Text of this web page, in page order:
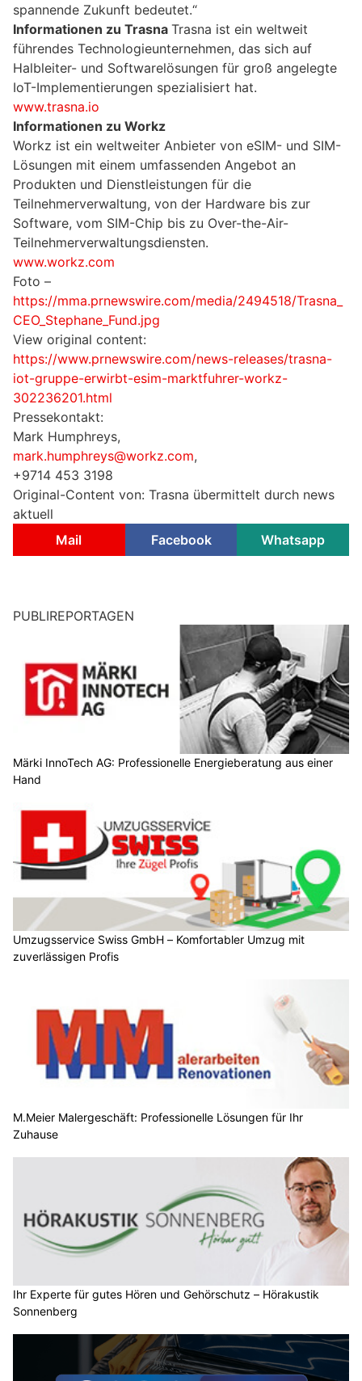
spannende Zukunft bedeutet.“
Informationen zu Trasna Trasna ist ein weltweit
führendes Technologieunternehmen, das sich auf
Halbleiter- und Softwarelösungen für groß angelegte
IoT-Implementierungen spezialisiert hat.
www.trasna.io
Informationen zu Workz
Workz ist ein weltweiter Anbieter von eSIM- und SIM-
Lösungen mit einem umfassenden Angebot an
Produkten und Dienstleistungen für die
Teilnehmerverwaltung, von der Hardware bis zur
Software, vom SIM-Chip bis zu Over-the-Air-
Teilnehmerverwaltungsdiensten.
www.workz.com
Foto –
https://mma.prnewswire.com/media/2494518/Trasna_
CEO_Stephane_Fund.jpg
View original content:
https://www.prnewswire.com/news-releases/trasna-
iot-gruppe-erwirbt-esim-marktfuhrer-workz-
302236201.html
Pressekontakt:
Mark Humphreys,
mark.humphreys@workz.com,
+9714 453 3198
Original-Content von: Trasna übermittelt durch news
aktuell
Mail
Facebook Whatsapp
PUBLIREPORTAGEN
Märki InnoTech AG: Professionelle Energieberatung aus einer
Hand
Umzugsservice Swiss GmbH – Komfortabler Umzug mit
zuverlässigen Profis
M.Meier Malergeschäft: Professionelle Lösungen für Ihr
Zuhause
Ihr Experte für gutes Hören und Gehörschutz – Hörakustik
Sonnenberg